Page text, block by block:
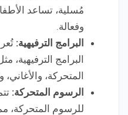
مُسلية، تساعد
وفعالة.
البرامج الترفيهية:
البرامج
المتحركة، والأغاني،
الرسوم المتحركة:
للرسوم المتحركة،